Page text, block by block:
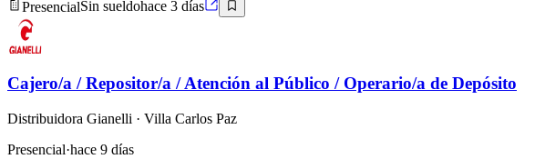
PresencialSin sueldohace 3 días
Cajero/a / Repositor/a / Atención al Público / Operario/a de Depósito
Distribuidora Gianelli · Villa Carlos Paz
Presencial·hace 9 días